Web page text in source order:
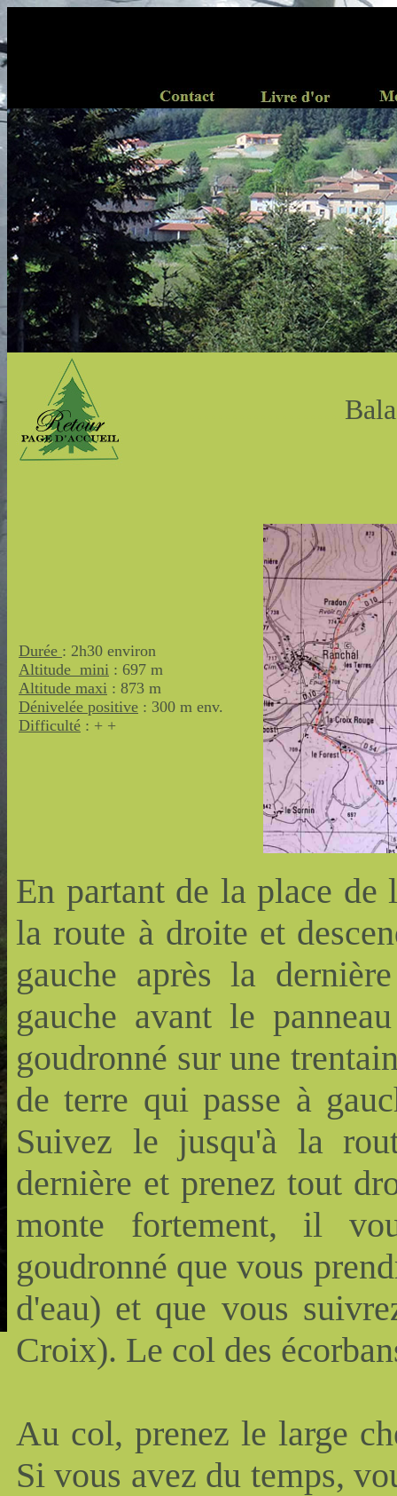
Durée : 2h30 environ
Altitude mini : 697 m
Altitude maxi : 873 m
Dénivelée positive : 300 m env.
Difficulté : + +
En partant de la place de
la route à droite et
gauche après la
gauche avant le
goudronné sur une
de terre qui passe à
Suivez le jusqu'à la
dernière et prenez tout
monte fortement, il
goudronné que vous
d'eau) et que vous
Croix). Le col des
Au col, prenez le large
Si vous avez du temps,